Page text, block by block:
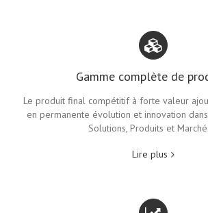
Gamme complète de
Le produit final compétitif à forte valeur
en permanente évolution et innovation
Solutions, Produits et
Lire plus